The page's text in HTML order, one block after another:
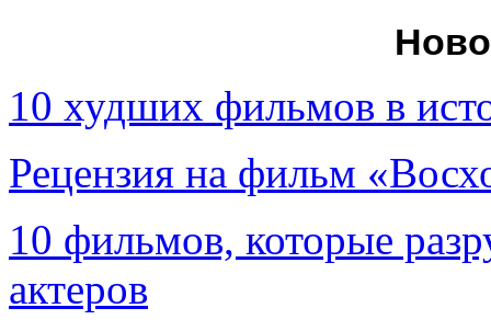
10 худших фильмов в
Рецензия на фильм
10 фильмов, которые
актеров